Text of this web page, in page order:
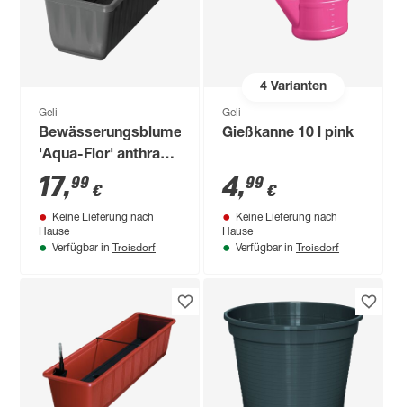
Geli
Bewässerungsblumenkasten
'Aqua-Flor' anthrazit
60 cm
17,99 €
Keine Lieferung nach
Hause
Verfügbar in Troisdorf
4Varianten
Geli
Gießkanne 10 l pink
4,99 €
Keine Lieferung nach
Hause
Verfügbar in Troisdorf